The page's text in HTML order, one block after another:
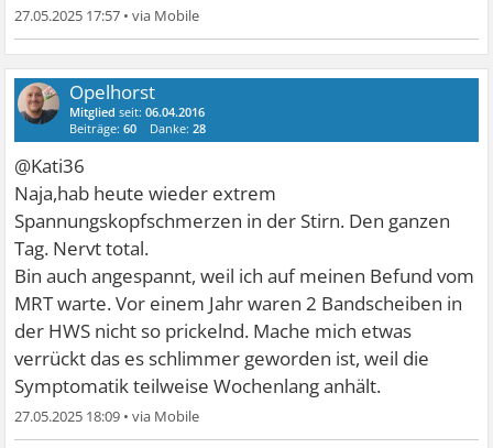
27.05.2025 17:57 •
Opelhorst
Mitglied seit:06.04.2016
Beiträge:60 Danke:28
@Kati36
Naja,hab heute wieder extrem
Spannungskopfschmerzen in der Stirn. Den ganzen
Tag. Nervt total.
Bin auch angespannt, weil ich auf meinen Befund vom
MRT warte. Vor einem Jahr waren 2 Bandscheiben in
der HWS nicht so prickelnd. Mache mich etwas
verrückt das es schlimmer geworden ist, weil die
Symptomatik teilweise Wochenlang anhält.
27.05.2025 18:09 •